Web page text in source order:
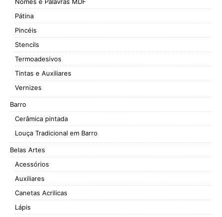
Pátina
Pincéis
Stencils
Termoadesivos
Tintas e Auxiliares
Vernizes
Barro
Cerâmica pintada
Louça Tradicional em Barro
Belas Artes
Acessórios
Auxiliares
Canetas Acrilicas
Lápis